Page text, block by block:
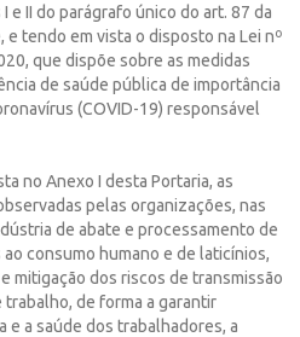
e II do parágrafo único do art. 87 da
tendo em vista o disposto na Lei nº
que dispõe sobre as medidas
de saúde pública de importância
(COVID-19) responsável
no Anexo I desta Portaria, as
pelas organizações, nas
de abate e processamento de
consumo humano e de laticínios,
mitigação dos riscos de transmissão
de forma a garantir
a saúde dos trabalhadores, a